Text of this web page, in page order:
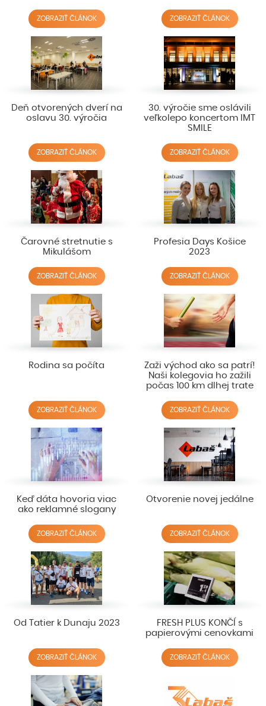
ZOBRAZIŤ ČLÁNOK ZOBRAZIŤ ČLÁNOK
Deň otvorených dverí na
oslavu 30. výročia
ZOBRAZIŤ ČLÁNOK
30. výročie sme oslávili
veľkolepo koncertom IMT
SMILE
ZOBRAZIŤ ČLÁNOK
Čarovné stretnutie s
Mikulášom
ZOBRAZIŤ ČLÁNOK
Profesia Days Košice
2023
ZOBRAZIŤ ČLÁNOK
Rodina sa počíta
ZOBRAZIŤ ČLÁNOK
Zaži východ ako sa patrí!
Naši kolegovia ho zažili
počas 100 km dlhej trate
ZOBRAZIŤ ČLÁNOK
Keď dáta hovoria viac
ako reklamné slogany
ZOBRAZIŤ ČLÁNOK
Otvorenie novej jedálne
ZOBRAZIŤ ČLÁNOK
Od Tatier k Dunaju 2023
ZOBRAZIŤ ČLÁNOK
FRESH PLUS KONČÍ s
papierovými cenovkami
ZOBRAZIŤ ČLÁNOK